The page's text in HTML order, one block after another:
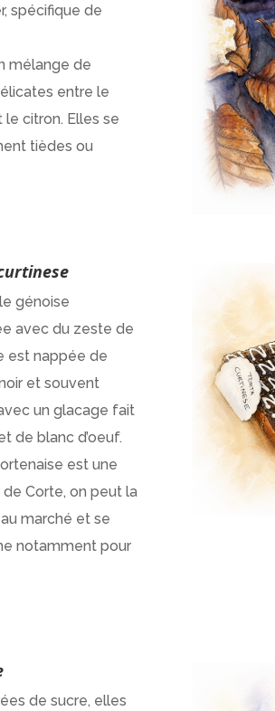
spécifique de
mélange de
entre le
le citron. Elles se
tièdes ou
génoise
avec du zeste de
est nappée de
et souvent
un glacage fait
de blanc d’oeuf.
est une
Corte, on peut la
marché et se
notamment pour
de sucre, elles